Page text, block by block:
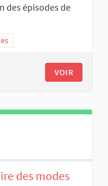
des épisodes de
VOIR
des modes